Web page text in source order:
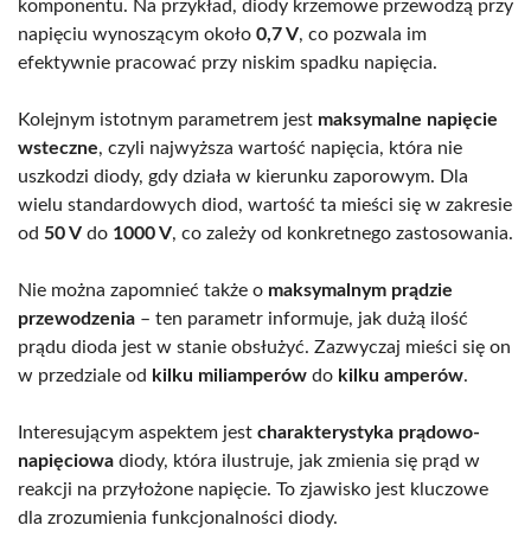
komponentu. Na przykład, diody krzemowe przewodzą przy
napięciu wynoszącym około 0,7 V, co pozwala im
efektywnie pracować przy niskim spadku napięcia.
Kolejnym istotnym parametrem jest maksymalne napięcie
wsteczne, czyli najwyższa wartość napięcia, która nie
uszkodzi diody, gdy działa w kierunku zaporowym. Dla
wielu standardowych diod, wartość ta mieści się w zakresie
od 50 V do 1000 V, co zależy od konkretnego zastosowania.
Nie można zapomnieć także o maksymalnym prądzie
przewodzenia – ten parametr informuje, jak dużą ilość
prądu dioda jest w stanie obsłużyć. Zazwyczaj mieści się on
w przedziale od kilku miliamperów do kilku amperów.
Interesującym aspektem jest charakterystyka prądowo-
napięciowa diody, która ilustruje, jak zmienia się prąd w
reakcji na przyłożone napięcie. To zjawisko jest kluczowe
dla zrozumienia funkcjonalności diody.